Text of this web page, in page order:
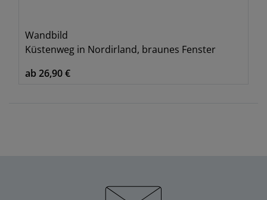
Wandbild
Küstenweg in Nordirland, braunes Fenster
ab 26,90 €